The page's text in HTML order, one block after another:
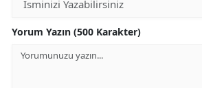
Yorum Yazın (500 Karakter)